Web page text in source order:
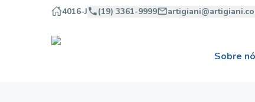
4016-J (19) 3361-9999
Sobre